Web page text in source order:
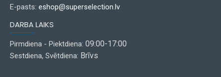
E-pasts: eshop@superselection.lv
DARBA LAIKS
Pirmdiena - Piektdiena: 09:00-17:00
Sestdiena, Svētdiena: Brīvs